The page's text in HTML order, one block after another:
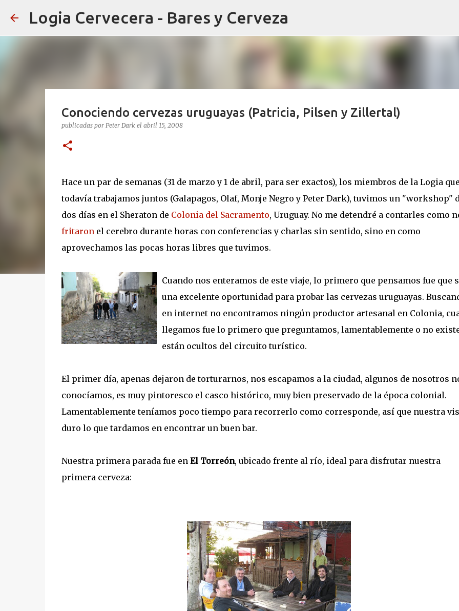
Logia Cervecera - Bares y Cerveza
Conociendo cervezas uruguayas (Patricia, Pilsen y Zillertal)
publicadas por Peter Dark el abril 15, 2008
Hace un par de semanas (31 de marzo y 1 de abril, para ser exactos), los miembros de la Logia
todavía trabajamos juntos (Galapagos, Olaf, Monje Negro y Peter Dark), tuvimos un "workshop"
dos días en el Sheraton de Colonia del Sacramento, Uruguay. No me detendré a contarles como
fritaronel cerebro durante horas con conferencias y charlas sin sentido, sino en como
aprovechamos las pocas horas libres que tuvimos.
Cuando nos enteramos de este viaje, lo primero que pensamos fue que
una excelente oportunidad para probar las cervezas uruguayas.
en internet no encontramos ningún productor artesanal en Colonia,
llegamos fue lo primero que preguntamos, lamentablemente o no
están ocultos del circuito turístico.
El primer día, apenas dejaron de torturarnos, nos escapamos a la ciudad, algunos de nosotros
conocíamos, es muy pintoresco el casco histórico, muy bien preservado de la época colonial.
Lamentablemente teníamos poco tiempo para recorrerlo como corresponde, así que nuestra
duro lo que tardamos en encontrar un buen bar.
Nuestra primera parada fue en El Torreón, ubicado frente al río, ideal para disfrutar nuestra
primera cerveza: